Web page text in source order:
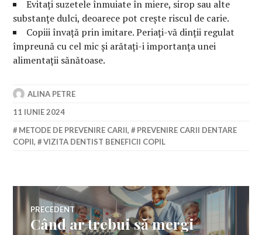
Evitați suzetele înmuiate în miere, sirop sau alte
substanțe dulci, deoarece pot crește riscul de carie.
Copiii învață prin imitare. Periați-vă dinții regulat
împreună cu cel mic și arătați-i importanța unei
alimentații sănătoase.
ALINA PETRE
11 IUNIE 2024
METODE DE PREVENIRE CARII,
PREVENIRE CARII DENTARE
COPII, VIZITA DENTIST BENEFICII COPIL
Navigare
PRECEDENT
Articolul
Când ar trebui să mergi